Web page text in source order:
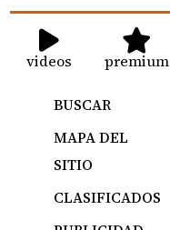
videos premium
BUSCAR
MAPA DEL
SITIO
CLASIFICADOS